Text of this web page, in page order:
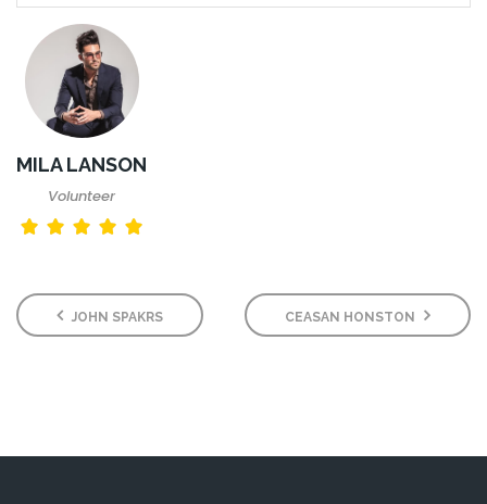
MILA LANSON
Volunteer
JOHN SPAKRS CEASAN HONSTON